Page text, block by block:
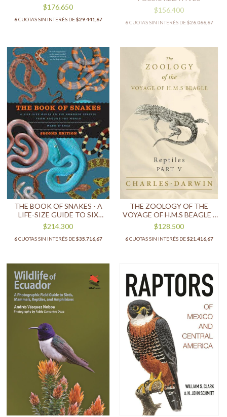
HISTORY
$176.650
6CUOTAS SIN INTERÉS DE$29.441,67
$156.400
6CUOTAS SIN INTERÉS DE$26.066,67
THE BOOK OF SNAKES - A
LIFE-SIZE GUIDE TO SIX
HUNDRED SPECIES FROM
AROUND THE WORLD
$214.300
6CUOTAS SIN INTERÉS DE$35.716,67
THE ZOOLOGY OF THE
VOYAGE OF H.M.S BEAGLE -
REPTILES - PART V
$128.500
6CUOTAS SIN INTERÉS DE$21.416,67